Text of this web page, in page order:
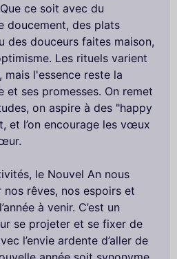
ce soit avec du
doucement, des plats
des douceurs faites maison,
Les rituels varient
l'essence reste la
et ses promesses. On remet
on aspire à des "happy
et l’on encourage les vœux
le Nouvel An nous
rêves, nos espoirs et
à venir. C’est un
se projeter et se fixer de
l’envie ardente d’aller de